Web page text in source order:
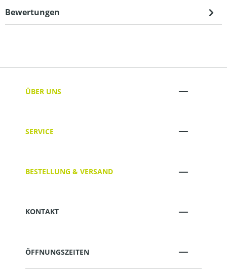
Bewertungen
ÜBER UNS
SERVICE
BESTELLUNG & VERSAND
KONTAKT
ÖFFNUNGSZEITEN